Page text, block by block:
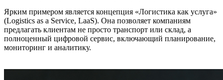
Ярким примером является концепция «Логистика как услуга»
(Logistics as a Service, LaaS). Она позволяет компаниям
предлагать клиентам не просто транспорт или склад, а
полноценный цифровой сервис, включающий планирование,
мониторинг и аналитику.